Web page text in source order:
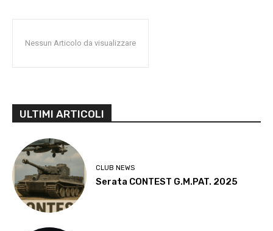
Nessun Articolo da visualizzare
ULTIMI ARTICOLI
CLUB NEWS
Serata CONTEST G.M.PAT. 2025